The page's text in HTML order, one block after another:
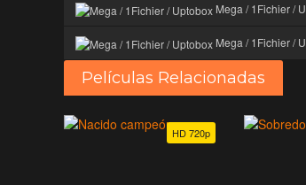
Mega / 1Fichier / Uptobox
Mega / 1Fichier / Uptobox
Películas Relacionadas
HD 720p